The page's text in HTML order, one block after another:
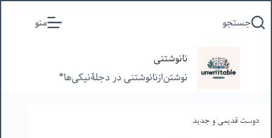
به
جستجو منو
نانوشتنی
نوشتن‌از‌نانوشتنی‌ در‌ دجلۀنیکی‌ها*
دوست قدیمی و جدید